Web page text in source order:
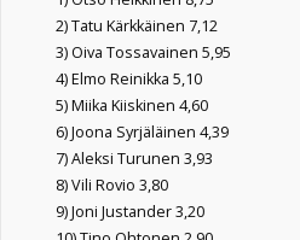
2) Tatu Kärkkäinen 7,12
3) Oiva Tossavainen 5,95
4) Elmo Reinikka 5,10
5) Miika Kiiskinen 4,60
6) Joona Syrjäläinen 4,39
7) Aleksi Turunen 3,93
8) Vili Rovio 3,80
9) Joni Justander 3,20